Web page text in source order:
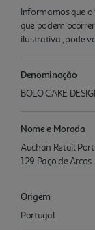
Informamos que
que podem
ilustrativa , pode
Denominação
BOLO CAKE
Nome e Morada
Auchan Retail
129 Paço de Arcos
Origem
Portugal